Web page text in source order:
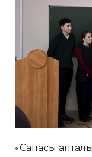
«Сапасы